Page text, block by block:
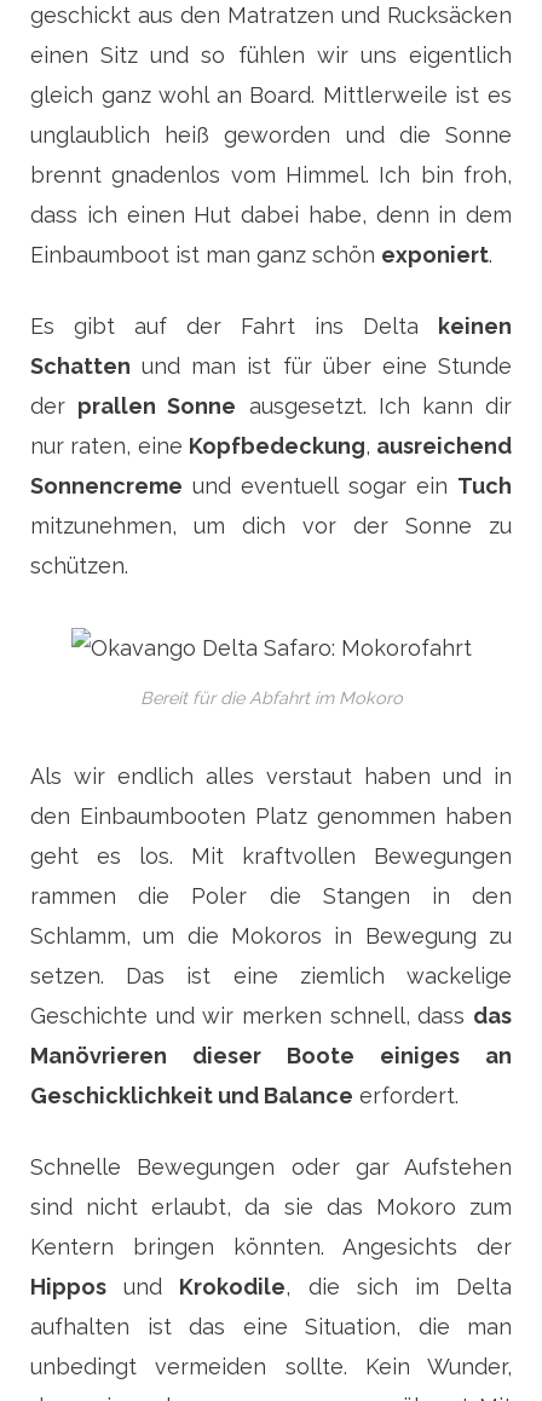
geschickt aus den Matratzen und Rucksäcken
einen Sitz und so fühlen wir uns eigentlich
gleich ganz wohl an Board. Mittlerweile ist es
unglaublich heiß geworden und die Sonne
brennt gnadenlos vom Himmel. Ich bin froh,
dass ich einen Hut dabei habe, denn in dem
Einbaumboot ist man ganz schön exponiert.
Es gibt auf der Fahrt ins Delta
keinen
Schatten und man ist für über eine Stunde
der prallen Sonne ausgesetzt. Ich kann dir
nur raten, eine Kopfbedeckung, ausreichend
Sonnencreme und eventuell sogar ein Tuch
mitzunehmen, um dich vor der Sonne zu
schützen.
Bereit für die Abfahrt im Mokoro
Als wir endlich alles verstaut haben und in
den Einbaumbooten Platz genommen haben
geht es los. Mit kraftvollen Bewegungen
rammen die Poler die Stangen in den
Schlamm, um die Mokoros in Bewegung zu
setzen. Das ist eine ziemlich wackelige
Geschichte und wir merken schnell, dass das
Manövrieren dieser Boote einiges an
Geschicklichkeit und Balance erfordert.
Schnelle Bewegungen oder gar Aufstehen
sind nicht erlaubt, da sie das Mokoro zum
Kentern bringen könnten. Angesichts der
Hippos und Krokodile, die sich im Delta
aufhalten ist das eine Situation, die man
unbedingt vermeiden sollte. Kein Wunder,